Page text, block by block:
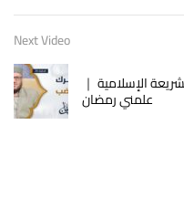
Next Video
الإسلامية ｜
علمني رمضان